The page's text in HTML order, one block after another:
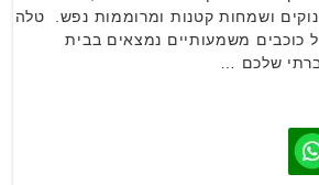
ושמחות קטנות ומרוממות נפש. טלה
19 באפריל כוכבים משמעותיים נמצאים בבית
שלכם …